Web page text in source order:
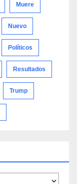
Muere
Nuevo
Políticos
Resultados
Trump